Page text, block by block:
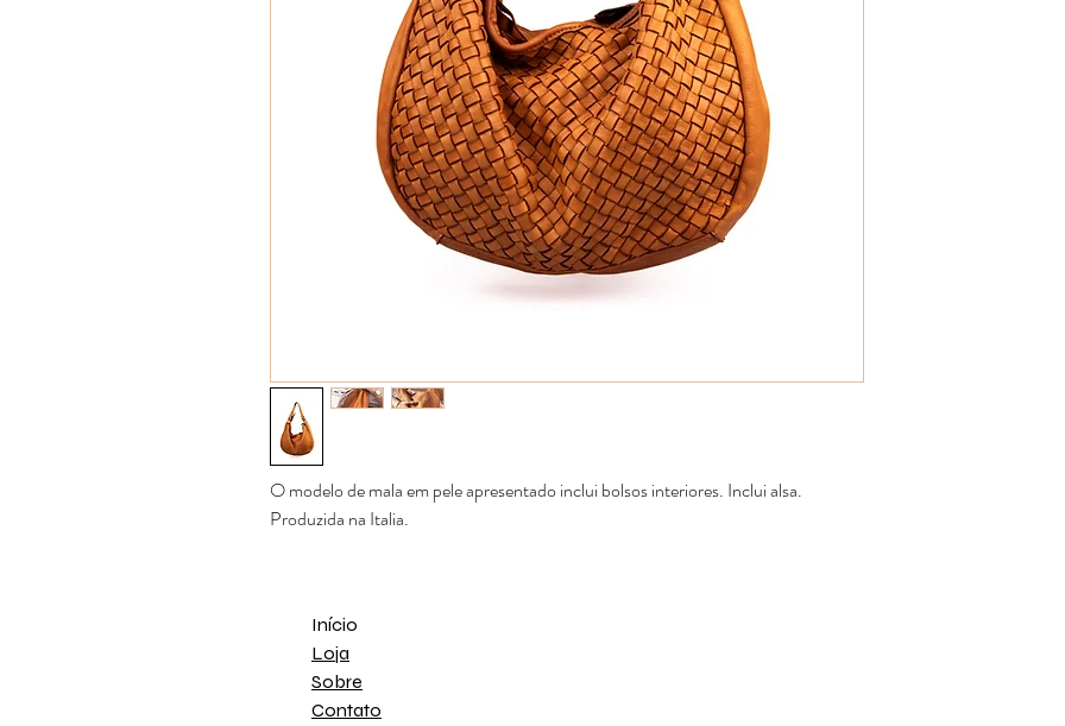
O modelo de mala em pele apresentado inclui bolsos interiores. Inclui alsa.
Produzida na Italia.
Início
Loja
Sobre
Contato